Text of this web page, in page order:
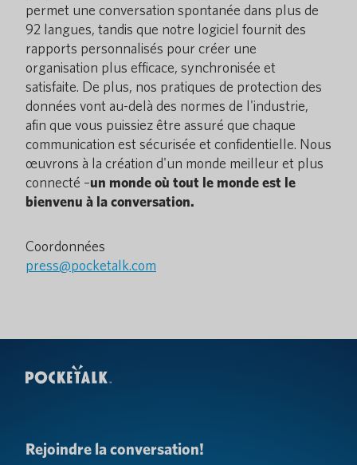
permet une conversation spontanée dans plus de
92 langues, tandis que notre logiciel fournit des
rapports personnalisés pour créer une
organisation plus efficace, synchronisée et
satisfaite. De plus, nos pratiques de protection des
données vont au-delà des normes de l'industrie,
afin que vous puissiez être assuré que chaque
communication est sécurisée et confidentielle. Nous
œuvrons à la création d'un monde meilleur et plus
connecté –un monde où tout le monde est le
bienvenu à la conversation.
Coordonnées
press@pocketalk.com
Rejoindre la conversation!